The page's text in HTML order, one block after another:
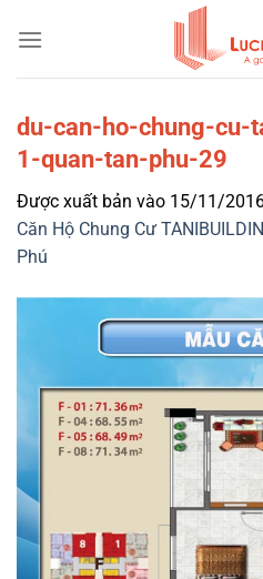
qua
du-can-ho-chung-cu-
1-quan-tan-phu-29
Được xuất bản vào 15/11/
Căn Hộ Chung Cư
Phú